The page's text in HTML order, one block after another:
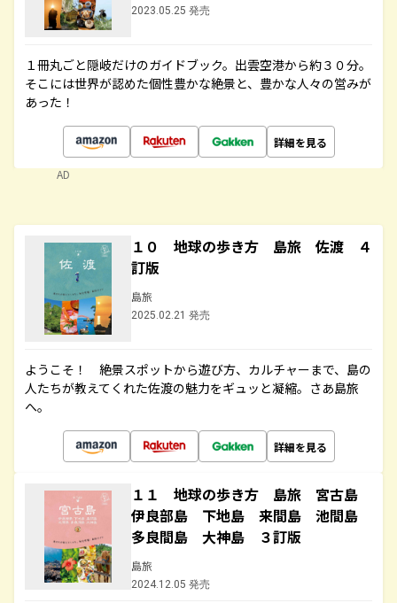
2023.05.25 発売
１冊丸ごと隠岐だけのガイドブック。出雲空港から約３０分。
そこには世界が認めた個性豊かな絶景と、豊かな人々の営みが
あった！
詳細を見る
AD
１０ 地球の歩き方 島旅 佐渡 ４
訂版
島旅
2025.02.21 発売
ようこそ！ 絶景スポットから遊び方、カルチャーまで、島の
人たちが教えてくれた佐渡の魅力をギュッと凝縮。さあ島旅
へ。
詳細を見る
１１ 地球の歩き方 島旅 宮古島
伊良部島 下地島 来間島 池間島
多良間島 大神島 ３訂版
島旅
2024.12.05 発売